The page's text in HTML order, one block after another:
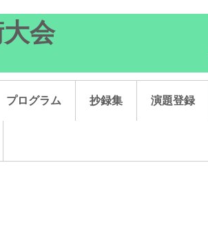
会
プログラム 抄録集 演題登録